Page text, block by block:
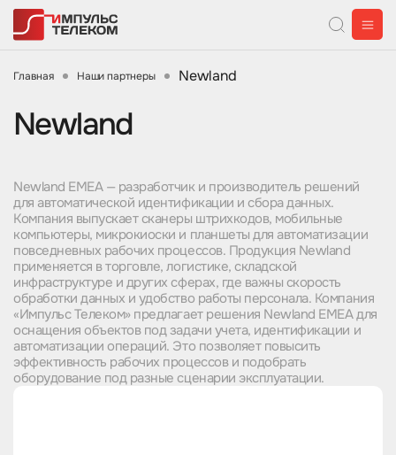
Главная Наши партнеры Newland
Newland
Newland EMEA — разработчик и производитель решений
для автоматической идентификации и сбора данных.
Компания выпускает сканеры штрихкодов, мобильные
компьютеры, микрокиоски и планшеты для автоматизации
повседневных рабочих процессов. Продукция Newland
применяется в торговле, логистике, складской
инфраструктуре и других сферах, где важны скорость
обработки данных и удобство работы персонала. Компания
«Импульс Телеком» предлагает решения Newland EMEA для
оснащения объектов под задачи учета, идентификации и
автоматизации операций. Это позволяет повысить
эффективность рабочих процессов и подобрать
оборудование под разные сценарии эксплуатации.